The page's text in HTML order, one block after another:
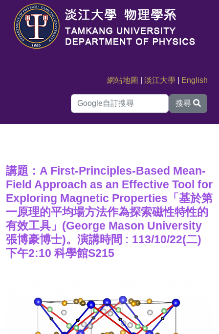
網站地圖 |淡江大學 English
搜尋
講題：A First-Principles-Based Mean-
Field Approach as an Effective Tool for
Exploring Magnetic Properties「基於第
一原理的平均場方法作為探索磁性特性的
有效工具」(George Mason University
張博豪博士)。演講時間 : 113/10/22(二)
下午2:10 科學館S215